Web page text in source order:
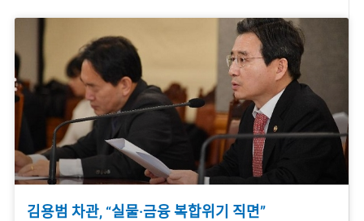
김용범 차관, “실물·금융 복합위기 직면”